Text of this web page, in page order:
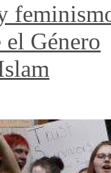
el Género